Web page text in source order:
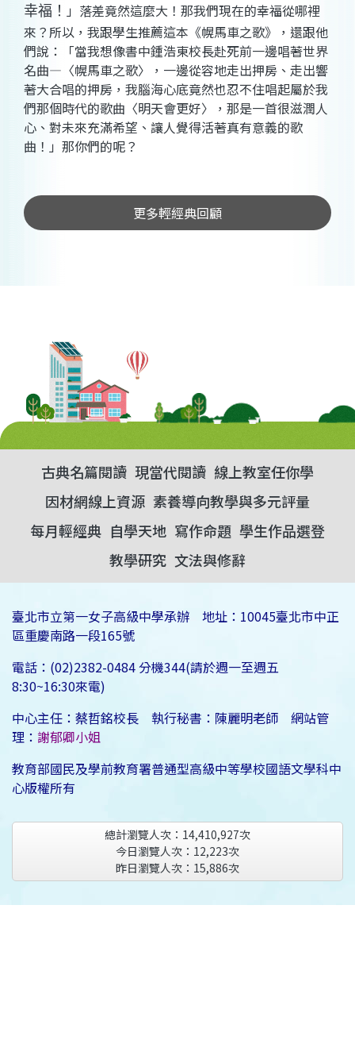
幸福！ 」落差竟然這麼大！那我們現在的幸福從哪裡
來？所以，我跟學生推薦這本《幌馬車之歌》，還跟他
們說：「當我想像書中鍾浩東校長赴死前一邊唱著世界
名曲—〈幌馬車之歌〉，一邊從容地走出押房、走出響
著大合唱的押房，我腦海心底竟然也忍不住唱起屬於我
們那個時代的歌曲〈明天會更好〉，那是一首很滋潤人
心、對未來充滿希望、讓人覺得活著真有意義的歌
曲！」那你們的呢？
更多輕經典回顧
古典名篇閱讀 現當代閱讀 線上教室任你學
因材網線上資源 素養導向教學與多元評量
每月輕經典 自學天地 寫作命題 學生作品選登
教學研究 文法與修辭
臺北市立第一女子高級中學承辦 地址：10045臺北市中正
區重慶南路一段165號
電話：(02)2382-0484 分機344(請於週一至週五
8:30~16:30來電)
中心主任：蔡哲銘校長 執行秘書：陳麗明老師 網站管
理： 謝郁卿小姐
教育部國民及學前教育署普通型高級中等學校國語文學科中
心版權所有
總計瀏覽人次： 14,410,927次
今日瀏覽人次： 12,223次
昨日瀏覽人次： 15,886次